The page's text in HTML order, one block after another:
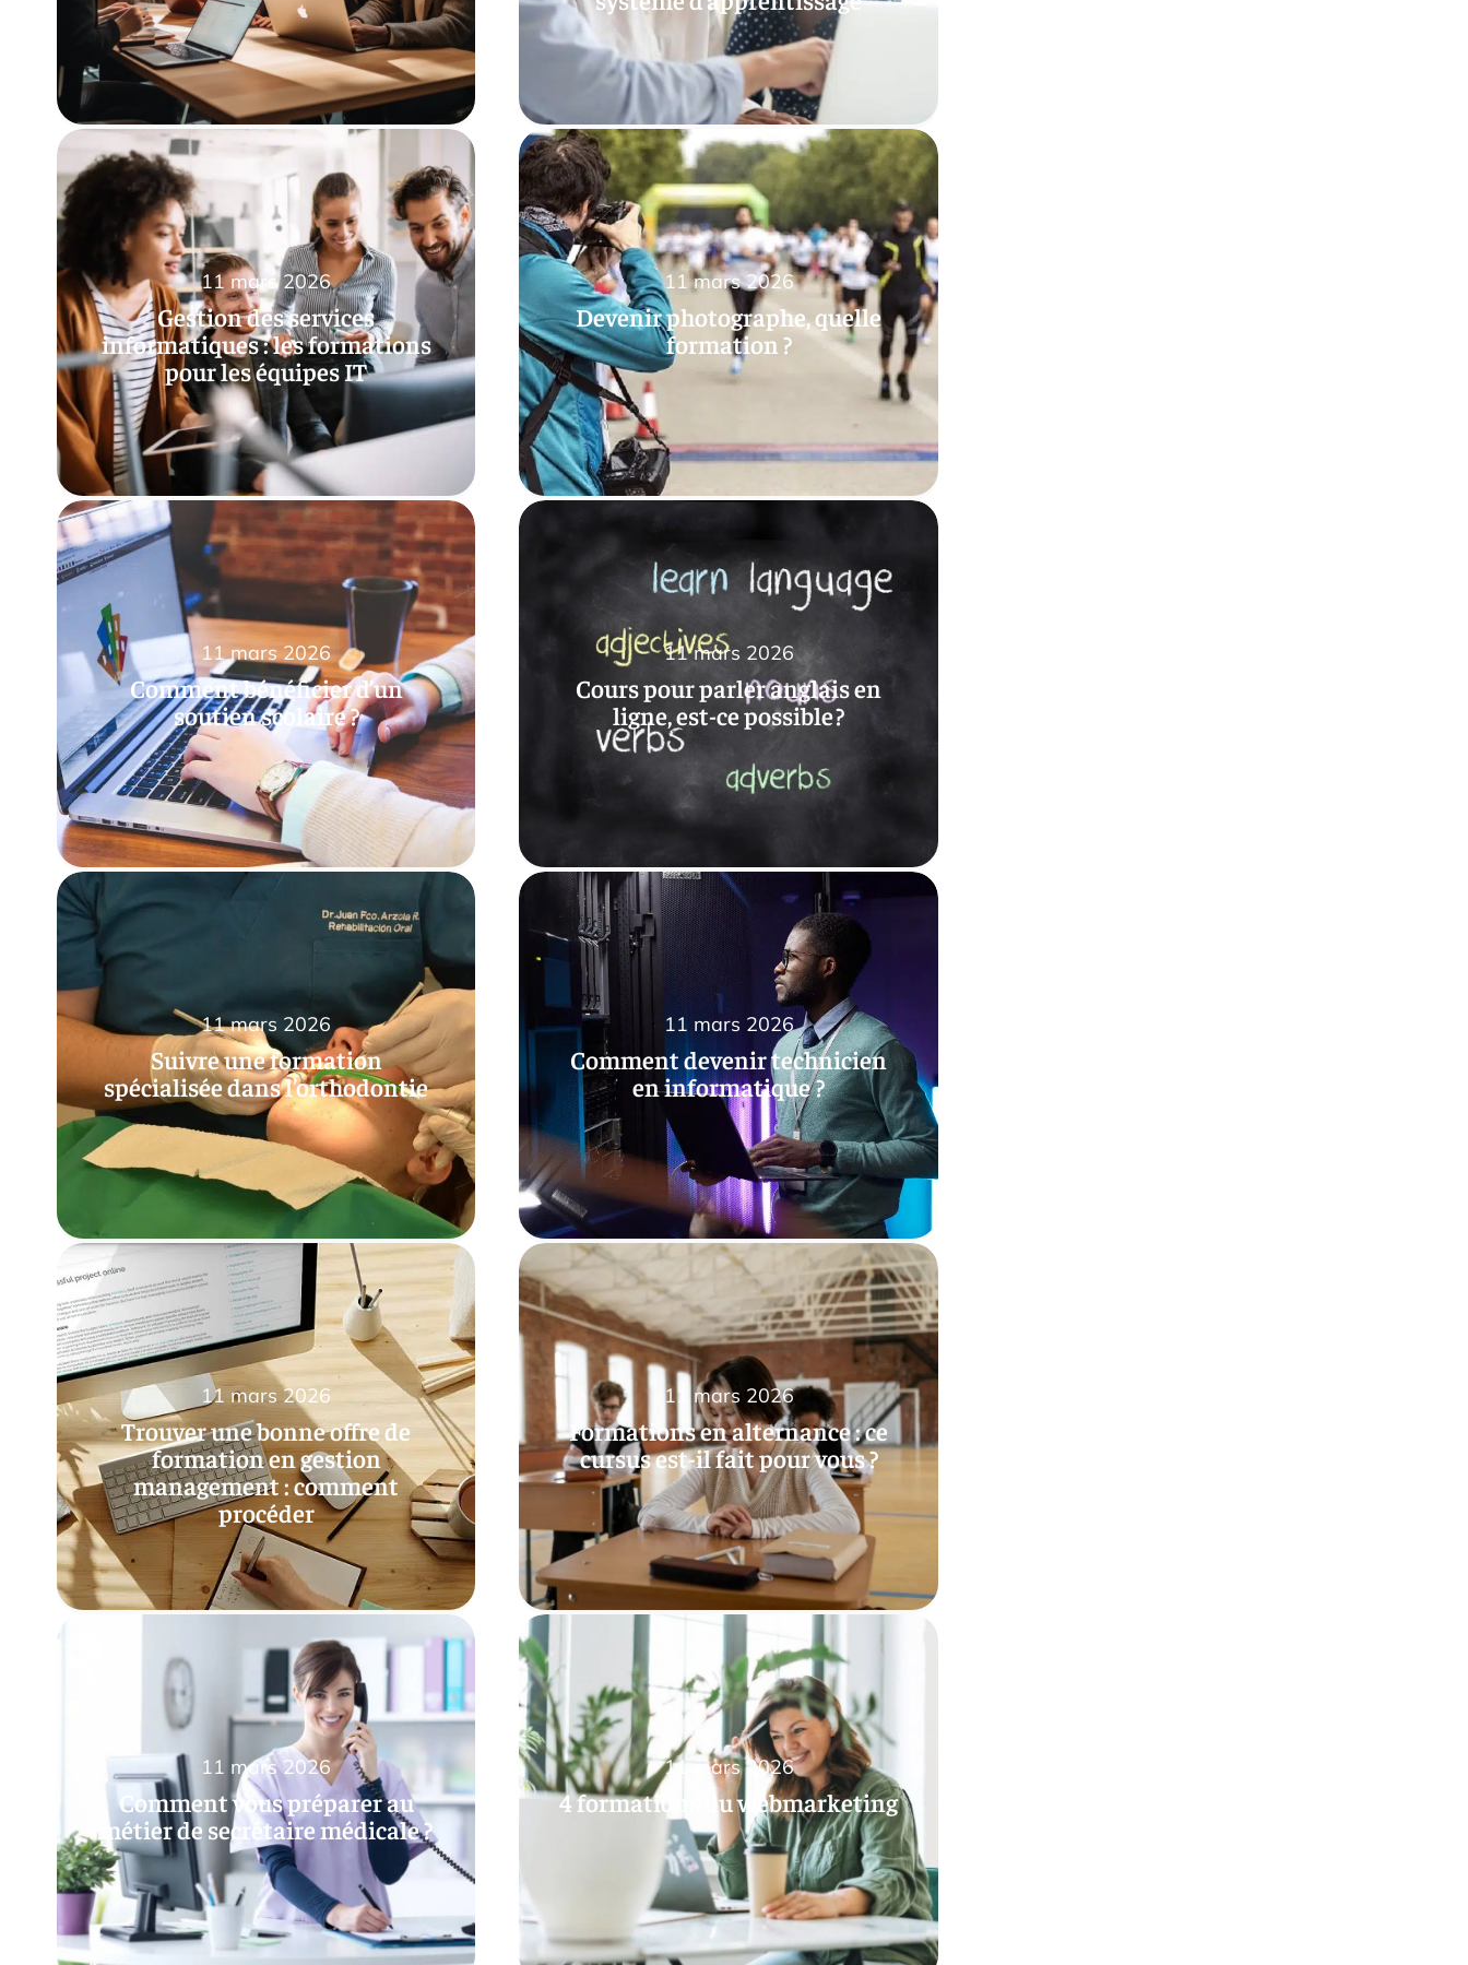
Gestion des services
informatiques : les formations
pour les équipes IT
11 mars 2026
Devenir photographe, quelle
formation ?
11 mars 2026
Comment bénéficier d’un
soutien scolaire ?
11 mars 2026
Cours pour parler anglais en
ligne, est-ce possible ?
11 mars 2026
Suivre une formation
spécialisée dans l’orthodontie
11 mars 2026
Comment devenir technicien
en informatique ?
11 mars 2026
Trouver une bonne offre de
formation en gestion
management : comment
procéder
11 mars 2026
Formations en alternance : ce
cursus est-il fait pour vous ?
11 mars 2026
Comment vous préparer au
métier de secrétaire médicale ?
11 mars 2026
4 formations du webmarketing
11 mars 2026